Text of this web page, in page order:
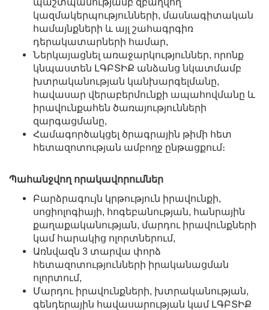
կազմակերպությունների, մասնագիտական
համայնքների և այլ շահագրգիռ
դերակատարների համար,
Ներկայացնել առաջարկություններ, որոնք
կնպաստեն ԼԳԲՏԻՔ անձանց նկատմամբ
խտրականության կանխարգելմանը,
հավասար վերաբերմունքի ապահովմանը և
իրավունքահեն ծառայությունների
զարգացմանը,
Համագործակցել ծրագրային թիմի հետ
հետազոտության ամբողջ ընթացքում։
Պահանջվող որակավորումներ
Բարձրագույն կրթություն իրավունքի,
սոցիոլոգիայի, հոգեբանության, հանրային
քաղաքականության, մարդու իրավունքների
կամ հարակից ոլորտներում,
Առնվազն 3 տարվա փորձ
հետազոտությունների իրականացման
ոլորտում,
Մարդու իրավունքների, խտրականության,
գենդերային հավասարության կամ ԼԳԲՏԻՔ